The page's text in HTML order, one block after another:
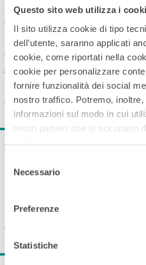
Questo sito web utilizza i
Il sito utilizza cookie di tipo
dell’utente, saranno applicati
cookie, come riportati nella
cookie per personalizzare
fornire funzionalità dei social
nostro traffico. Potremo,
informazioni sul modo in cui
nostri partner che si occupano
raccolto con l’utilizzo dei loro
mediante la “X” continuerai la
delNecessario
Preferenze
Statistiche
Questo tipo di problematiche
brutto ricordo se deciderai di
centralino virtuale cloud
sarà costantemente
ultime novità e la continuità
garantita dai nostri server.
Se hai un'azienda multisede
razionalizzare le tue
ricevendo telefonate dalle
più, non hai necessità di
con un sorprendente